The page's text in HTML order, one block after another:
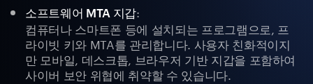
소프트웨어 MTA 지갑:
컴퓨터나 스마트폰 등에 설치되는 프로그램으로, 프
라이빗 키와 MTA를 관리합니다. 사용자 친화적이지
만 모바일, 데스크톱, 브라우저 기반 지갑을 포함하여
사이버 보안 위협에 취약할 수 있습니다.